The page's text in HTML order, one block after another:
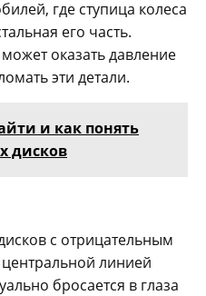
где ступица колеса
его часть.
оказать давление
эти детали.
и как понять
дисков
с отрицательным
линией
бросается в глаза